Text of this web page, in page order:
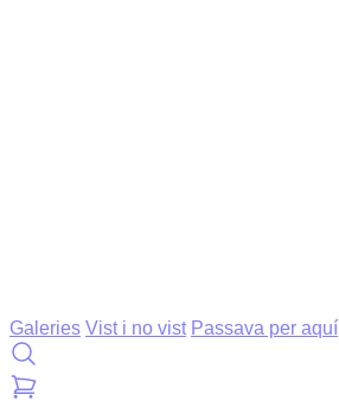
Galeries Vist i no vist Passava per aquí